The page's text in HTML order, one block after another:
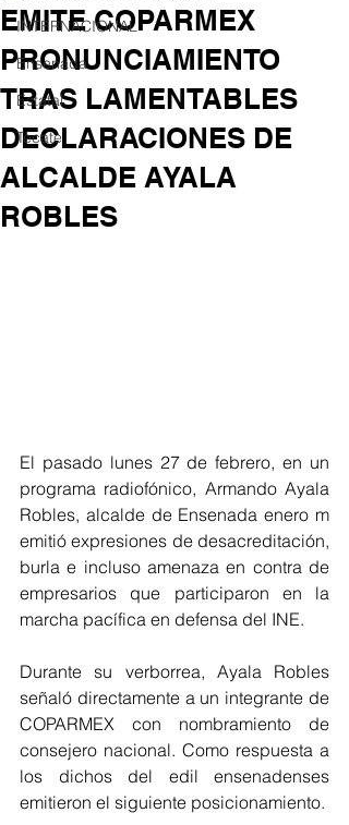
INTERNACIONAL
Ensenada
Estatal
Tecate
EMITE COPARMEX
PRONUNCIAMIENTO
TRAS LAMENTABLES
DECLARACIONES DE
ALCALDE AYALA
ROBLES
El pasado lunes 27 de febrero, en un
programa radiofónico, Armando Ayala
Robles, alcalde de Ensenada enero m
emitió expresiones de desacreditación,
burla e incluso amenaza en contra de
empresarios que participaron en la
marcha pacífica en defensa del INE.
Durante su verborrea, Ayala Robles
señaló directamente a un integrante de
COPARMEX con nombramiento de
consejero nacional. Como respuesta a
los dichos del edil ensenadenses
emitieron el siguiente posicionamiento.